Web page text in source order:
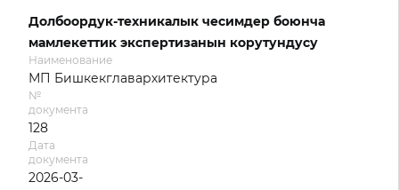
Долбоордук-техникалык чесимдер боюнча
мамлекеттик экспертизанын корутундусу
Наименование
МП Бишкекглавархитектура
№
документа
128
Дата
документа
2026-03-